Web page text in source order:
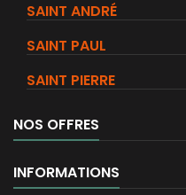
SAINT ANDRÉ
SAINT PAUL
SAINT PIERRE
NOS OFFRES
INFORMATIONS